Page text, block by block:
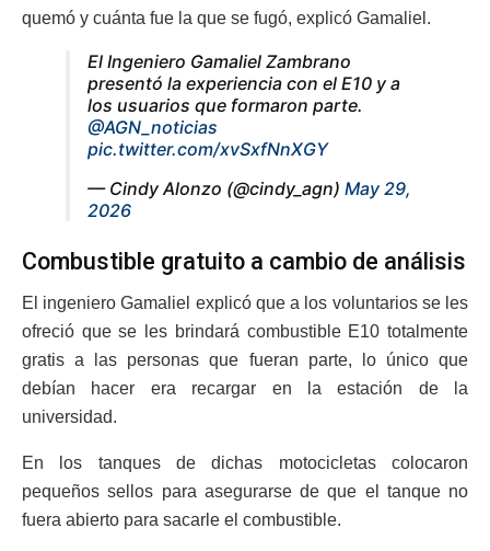
quemó y cuánta fue la que se fugó, explicó Gamaliel.
El Ingeniero Gamaliel Zambrano
presentó la experiencia con el E10 y a
los usuarios que formaron parte.
@AGN_noticias
pic.twitter.com/xvSxfNnXGY
— Cindy Alonzo (@cindy_agn) May 29,
2026
Combustible gratuito a cambio de análisis
El ingeniero Gamaliel explicó que a los voluntarios se les
ofreció que se les brindará combustible E10 totalmente
gratis a las personas que fueran parte, lo único que
debían hacer era recargar en la estación de la
universidad.
En los tanques de dichas motocicletas colocaron
pequeños sellos para asegurarse de que el tanque no
fuera abierto para sacarle el combustible.